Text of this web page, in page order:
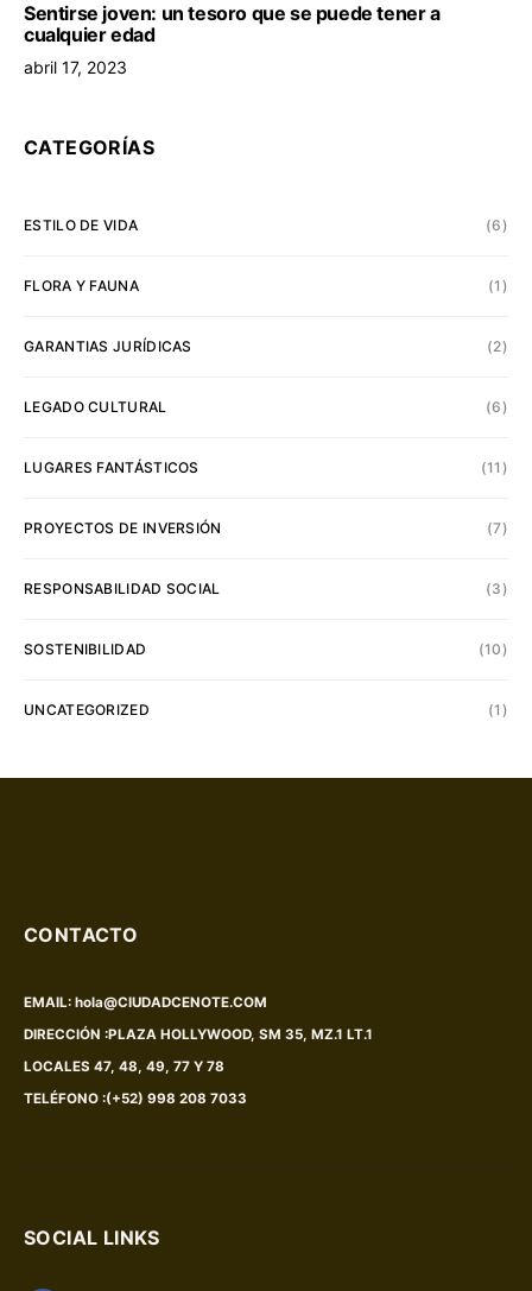
Sentirse joven: un tesoro que se puede tener a
cualquier edad
abril 17, 2023
CATEGORÍAS
ESTILO DE VIDA (6)
FLORA Y FAUNA (1)
GARANTIAS JURÍDICAS (2)
LEGADO CULTURAL (6)
LUGARES FANTÁSTICOS (11)
PROYECTOS DE INVERSIÓN (7)
RESPONSABILIDAD SOCIAL (3)
SOSTENIBILIDAD (10)
UNCATEGORIZED (1)
CONTACTO
EMAIL: hola@CIUDADCENOTE.COM
DIRECCIÓN :PLAZA HOLLYWOOD, SM 35, MZ.1 LT.1
LOCALES 47, 48, 49, 77 Y 78
TELÉFONO :(+52) 998 208 7033
SOCIAL LINKS